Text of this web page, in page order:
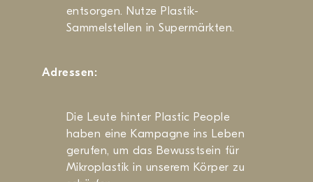
entsorgen. Nutze Plastik-
Sammelstellen in Supermärkten.
Adressen:
Die Leute hinter Plastic People
haben eine Kampagne ins Leben
gerufen, um das Bewusstsein für
Mikroplastik in unserem Körper zu